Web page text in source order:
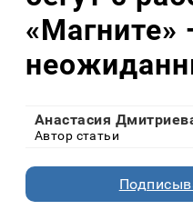
«Магните»
Анастасия
Автор статьи